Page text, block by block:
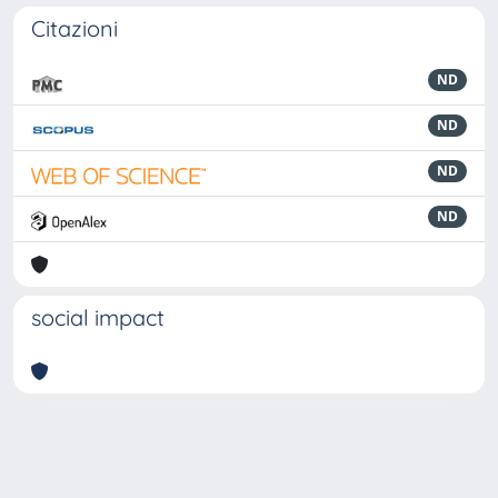
Citazioni
ND
ND
ND
ND
social impact